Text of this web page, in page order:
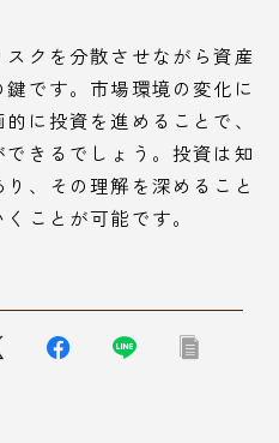
クを分散させながら資産
です。市場環境の変化に
に投資を進めることで、
きるでしょう。投資は知
、その理解を深めること
ことが可能です。